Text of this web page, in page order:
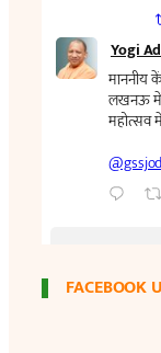
FACEBOOK